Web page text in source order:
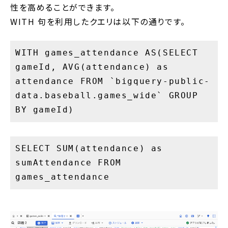
性を高めることができます。
WITH 句を利用したクエリは以下の通りです。
WITH games_attendance AS(SELECT
gameId, AVG(attendance) as
attendance FROM `bigquery-public-
data.baseball.games_wide` GROUP
BY gameId)
SELECT SUM(attendance) as
sumAttendance FROM
games_attendance